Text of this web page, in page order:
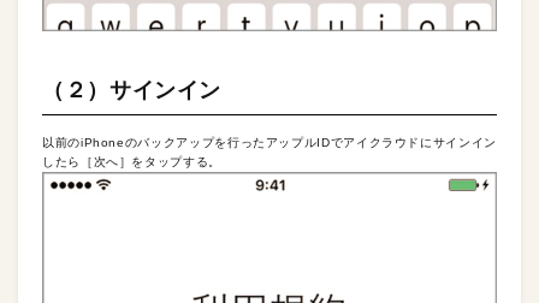
（２）サインイン
以前のiPhoneのバックアップを行ったアップルIDでアイクラウドにサインイン
したら［次へ］をタップする。